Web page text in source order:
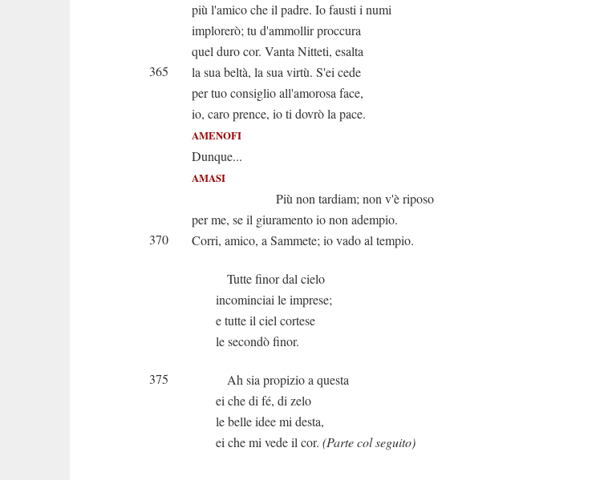
più l'amico che il padre. Io fausti i numi
implorerò; tu d'ammollir proccura
quel duro cor. Vanta Nitteti, esalta
365
la sua beltà, la sua virtù. S'ei cede
per tuo consiglio all'amorosa face,
io, caro prence, io ti dovrò la pace.
AMENOFI
Dunque...
AMASI
Più non tardiam; non v'è riposo
per me, se il giuramento io non adempio.
370
Corri, amico, a Sammete; io vado al tempio.
Tutte finor dal cielo
incominciai le imprese;
e tutte il ciel cortese
le secondò finor.
375
Ah sia propizio a questa
ei che di fé, di zelo
le belle idee mi desta,
ei che mi vede il cor. (Parte col seguito)